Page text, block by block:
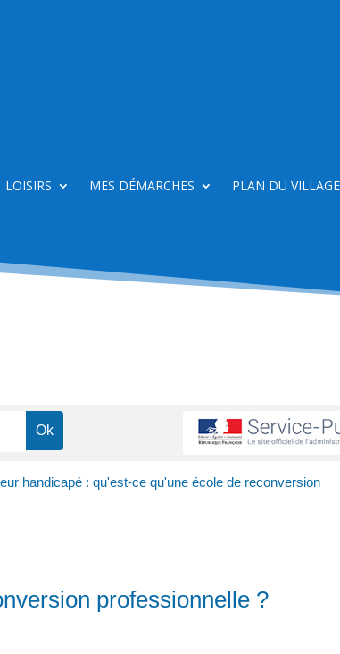
LOISIRS MES DÉMARCHES PLAN DU VILLAGE
handicapé : qu'est-ce qu'une école de reconversion
professionnelle ?